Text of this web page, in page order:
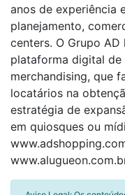
anos de experiência
planejamento,
centers. O Grupo AD
plataforma digital
merchandising, que
locatários na
estratégia de
em quiosques ou